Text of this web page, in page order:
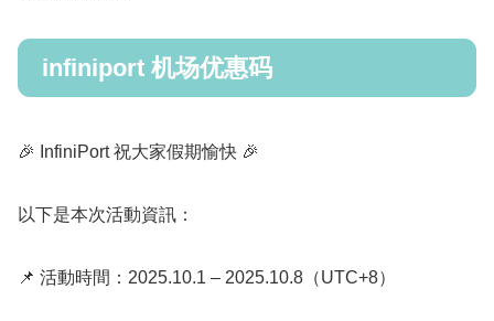
infiniport 机场优惠码
🎉 InfiniPort 祝大家假期愉快 🎉
以下是本次活動資訊：
📌 活動時間：2025.10.1 – 2025.10.8（UTC+8）